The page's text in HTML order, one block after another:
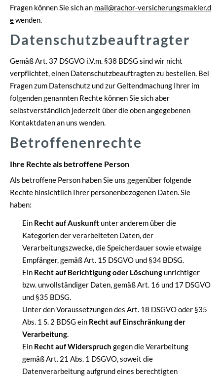
Fragen können Sie sich an mail@rachor-versicherungsmakler.d
ewenden.
Datenschutzbeauftragter
Gemäß Art. 37 DSGVO i.V.m. §38 BDSG sind wir nicht
verpflichtet, einen Datenschutzbeauftragten zu bestellen. Bei
Fragen zum Datenschutz und zur Geltendmachung Ihrer im
folgenden genannten Rechte können Sie sich aber
selbstverständlich jederzeit über die oben angegebenen
Kontaktdaten an uns wenden.
Betroffenenrechte
Ihre Rechte als betroffene Person
Als betroffene Person haben Sie uns gegenüber folgende
Rechte hinsichtlich Ihrer personenbezogenen Daten. Sie
haben:
Ein Recht auf Auskunft unter anderem über die
Kategorien der verarbeiteten Daten, der
Verarbeitungszwecke, die Speicherdauer sowie etwaige
Empfänger, gemäß Art. 15 DSGVO und §34 BDSG.
Ein Recht auf Berichtigung oder Löschung unrichtiger
bzw. unvollständiger Daten, gemäß Art. 16 und 17 DSGVO
und §35 BDSG.
Unter den Voraussetzungen des Art. 18 DSGVO oder §35
Abs. 1 S. 2 BDSG ein Recht auf Einschränkung der
Verarbeitung.
Ein Recht auf Widerspruch gegen die Verarbeitung
gemäß Art. 21 Abs. 1 DSGVO, soweit die
Datenverarbeitung aufgrund eines berechtigten